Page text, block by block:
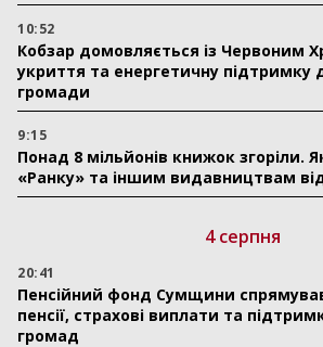
10:52
Кобзар домовляється із Червоним
укриття та енергетичну підтримку
громади
9:15
Понад 8 мільйонів книжок згоріли.
«Ранку» та іншим видавництвам
4 серпня
20:41
Пенсійний фонд Сумщини
пенсії, страхові виплати та
громад